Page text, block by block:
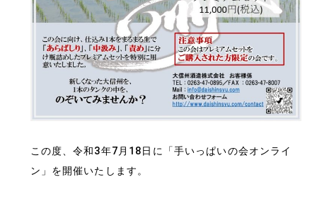
この度、令和3年7月18日に「手いっぱいの会オンライ
ン」を開催いたします。